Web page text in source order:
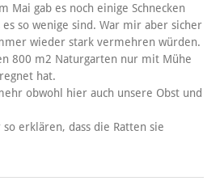
Mai gab es noch einige Schnecken
so wenige sind. War mir aber sicher
wieder stark vermehren würden.
800 m2 Naturgarten nur mit Mühe
hat.
obwohl hier auch unsere Obst und
erklären, dass die Ratten sie